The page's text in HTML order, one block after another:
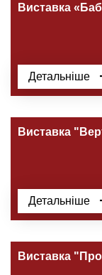
Виставка
Детальніше
Виставка
Детальніше
Виставка